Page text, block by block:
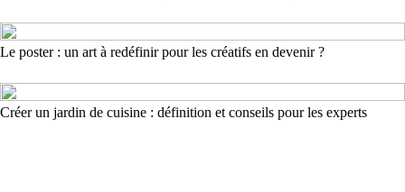
Le poster : un art à redéfinir pour les créatifs en devenir ?
Créer un jardin de cuisine : définition et conseils pour les experts